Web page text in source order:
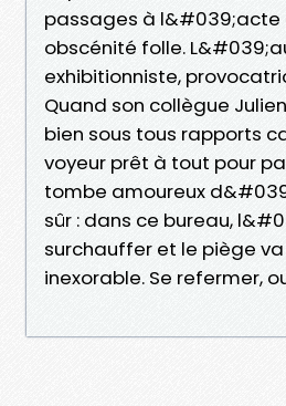
passages à
obscénité folle.
exhibitionniste,
Quand son collègue
bien sous tous rapports
voyeur prêt à tout pour
tombe amoureux
sûr : dans ce bureau,
surchauffer et le piège
inexorable. Se refermer,